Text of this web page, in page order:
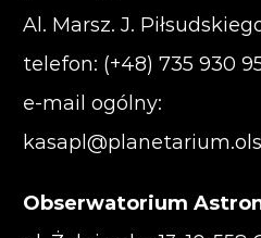
Al. Marsz. J.
telefon: (+48) 735
e-mail ogólny:
Obserwatorium